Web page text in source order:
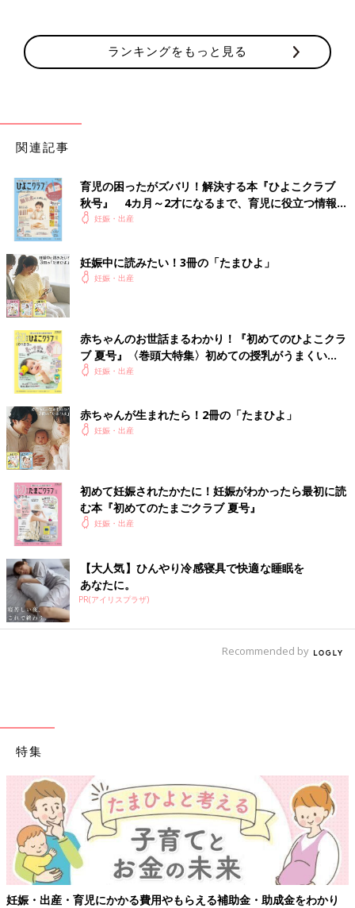
ランキングをもっと見る
関連記事
育児の困ったがズバリ！解決する本『ひよこクラブ
秋号』 4カ月～2才になるまで、育児に役立つ情報が
いっぱい！
妊娠・出産
妊娠中に読みたい！3冊の「たまひよ」
妊娠・出産
赤ちゃんのお世話まるわかり！『初めてのひよこクラ
ブ 夏号』〈巻頭大特集〉初めての授乳がうまくい
く！ おっぱい・ミルクの基本と夏のトラブル 解決テ
妊娠・出産
赤ちゃんが生まれたら！2冊の「たまひよ」
妊娠・出産
初めて妊娠されたかたに！妊娠がわかったら最初に読
む本『初めてのたまごクラブ 夏号』
妊娠・出産
【大人気】ひんやり冷感寝具で快適な睡眠を
あなたに。
PR(アイリスプラザ)
Recommended by
特集
妊娠・出産・育児にかかる費用やもらえる補助金・助成金をわかり